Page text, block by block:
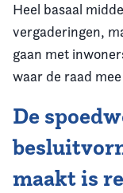
Heel basaal
vergaderingen,
gaan met
waar de raad
De
maakt is